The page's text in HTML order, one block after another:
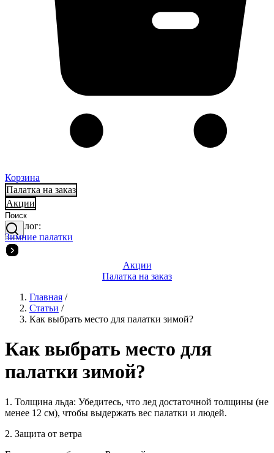
Корзина
Палатка на заказ
Акции
Каталог:
Зимние палатки
Акции
Палатка на заказ
Главная /
Статьи /
Как выбрать место для палатки зимой?
Как выбрать место для
палатки зимой?
1. Толщина льда: Убедитесь, что лед достаточной толщины (не
менее 12 см), чтобы выдержать вес палатки и людей.
2. Защита от ветра